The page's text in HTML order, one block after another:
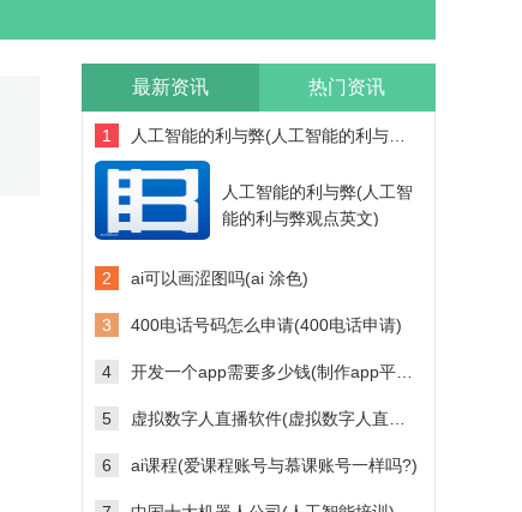
最新资讯 热门资讯
1
人工智能的利与弊(人工智
能的利与弊观点英文)
2 ai可以画涩图吗(ai 涂色)
3 400电话号码怎么申请(400电话申请)
4
5
6 ai课程(爱课程账号与慕课账号一样吗?)